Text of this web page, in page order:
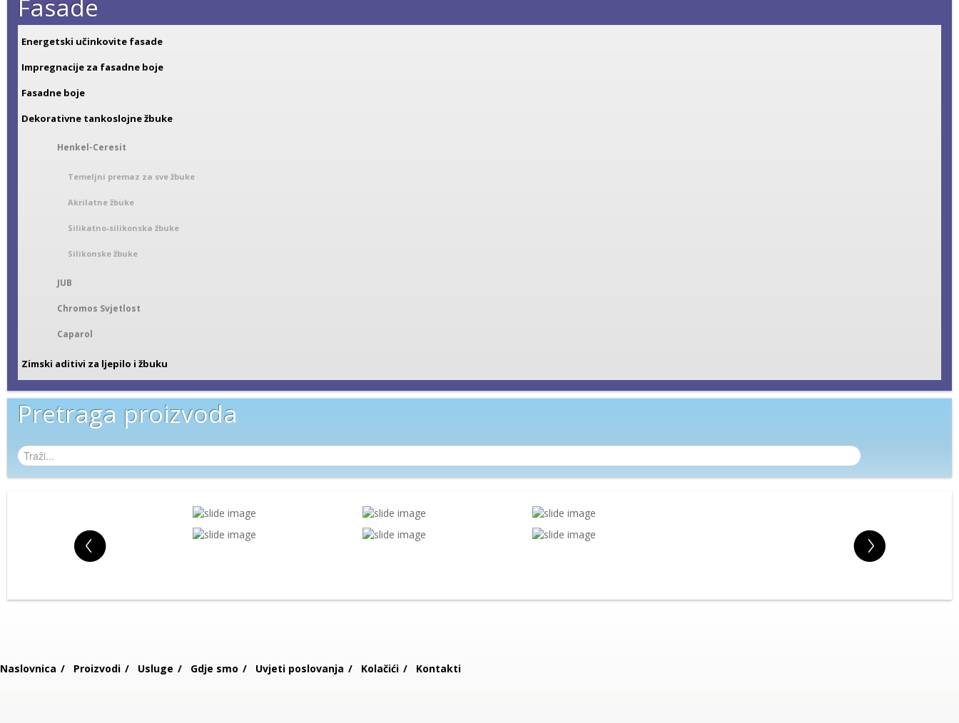
Fasade
Energetski učinkovite fasade
Impregnacije za fasadne boje
Fasadne boje
Dekorativne tankoslojne žbuke
Henkel-Ceresit
Temeljni premaz za sve žbuke
Akrilatne žbuke
Silikatno-silikonska žbuke
Silikonske žbuke
JUB
Chromos Svjetlost
Caparol
Zimski aditivi za ljepilo i žbuku
Pretraga proizvoda
Naslovnica Proizvodi Usluge Gdje smo Uvjeti poslovanja Kolačići Kontakti